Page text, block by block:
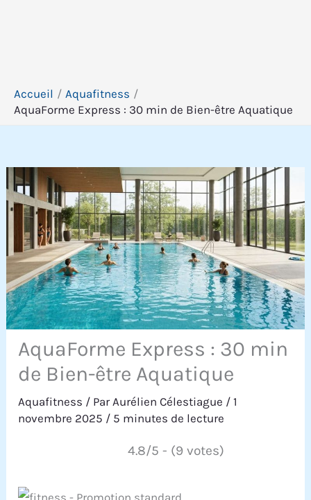
Accueil
Aquafitness
AquaForme Express : 30 min de Bien-être Aquatique
AquaForme Express : 30 min
de Bien-être Aquatique
Aquafitness / Par Aurélien Célestiague /1
novembre 2025 / 5 minutes de lecture
4.8/5 - (9 votes)